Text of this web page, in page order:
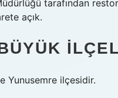
tarafından
açık.
Yunusemre ilçesidir.